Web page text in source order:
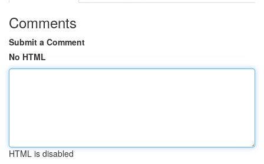
Comments
Submit a Comment
No HTML
HTML is disabled